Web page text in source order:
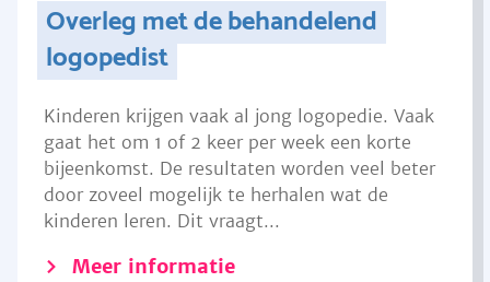
Overleg met de behandelend
logopedist
Kinderen krijgen vaak al jong logopedie. Vaak
gaat het om 1 of 2 keer per week een korte
bijeenkomst. De resultaten worden veel beter
door zoveel mogelijk te herhalen wat de
kinderen leren. Dit vraagt...
Meer informatie